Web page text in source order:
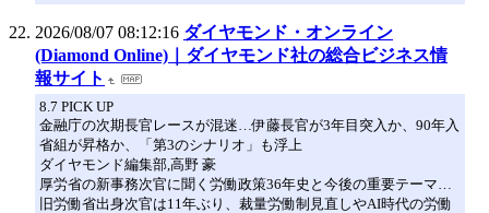
2026/08/07 08:12:16 ダイヤモンド・オンライン
(Diamond Online)｜ダイヤモンド社の総合ビジネス情
報サイト
8.7 PICK UP
金融庁の次期長官レースが混迷…伊藤長官が3年目突入か、90年入
省組が昇格か、「第3のシナリオ」も浮上
ダイヤモンド編集部,高野 豪
厚労省の新事務次官に聞く労働政策36年史と今後の重要テーマ…
旧労働省出身次官は11年ぶり、裁量労働制見直しやAI時代の労働